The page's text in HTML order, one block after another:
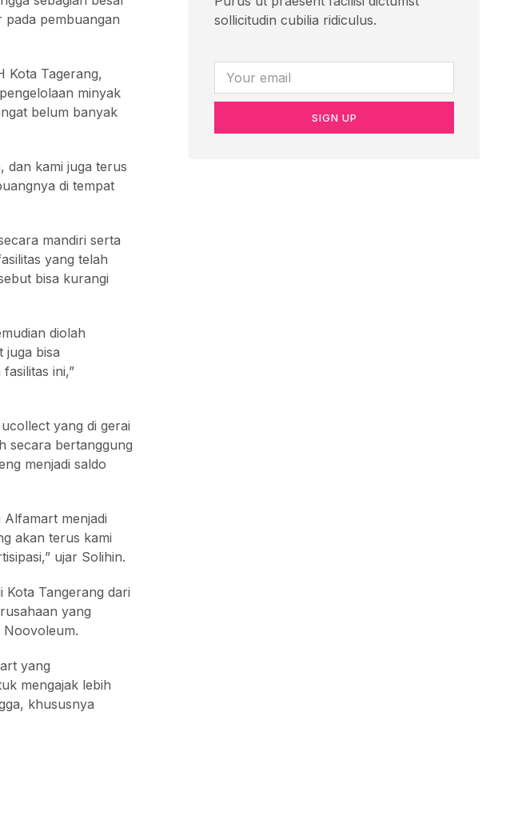
pembuangan
Kota Tagerang,
minyak
belum banyak
dan kami juga terus
di tempat
mandiri serta
yang telah
bisa kurangi
diolah
juga bisa
ini,”
yang di gerai
secara bertanggung
menjadi saldo
menjadi
akan terus kami
ujar Solihin.
Kota Tangerang dari
yang
Noovoleum.
yang
mengajak lebih
khususnya
sollicitudin cubilia ridiculus.
SIGN UP